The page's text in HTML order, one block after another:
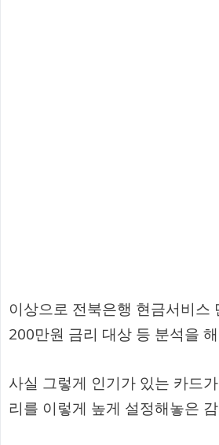
이상으로 전북은행 현금서비스
200만원 금리 대상 등 분석을
사실 그렇게 인기가 있는 카드
리를 이렇게 높게 설정해놓은